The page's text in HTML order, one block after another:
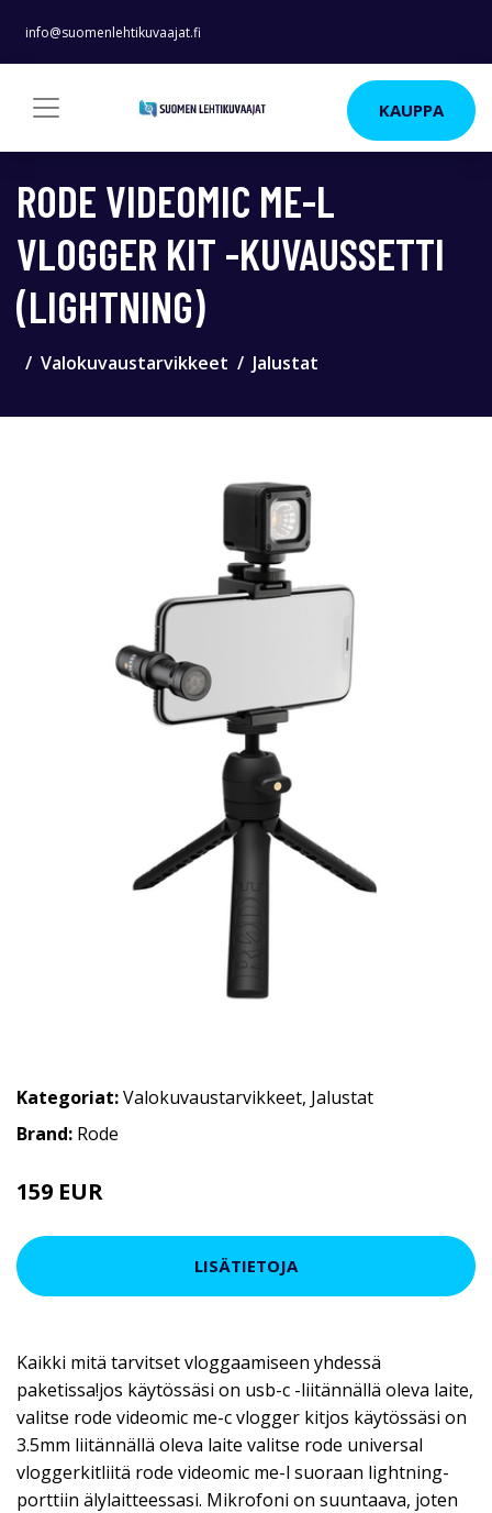
info@suomenlehtikuvaajat.fi
KAUPPA
RODE VIDEOMIC ME-L
VLOGGER KIT -KUVAUSSETTI
(LIGHTNING)
Valokuvaustarvikkeet Jalustat
Kategoriat:Valokuvaustarvikkeet, Jalustat
Brand: Rode
159 EUR
LISÄTIETOJA
Kaikki mitä tarvitset vloggaamiseen yhdessä
paketissa!jos käytössäsi on usb-c -liitännällä oleva laite,
valitse rode videomic me-c vlogger kitjos käytössäsi on
3.5mm liitännällä oleva laite valitse rode universal
vloggerkitliitä rode videomic me-l suoraan lightning-
porttiin älylaitteessasi. Mikrofoni on suuntaava, joten